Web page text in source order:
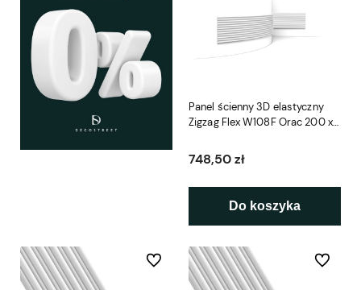
Panel ścienny 3D elastyczny
Zigzag Flex W108F Orac 200 x
748,50 zł
Do koszyka
Do ulubionych Do